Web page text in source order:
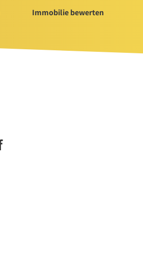
Immobilie bewerten